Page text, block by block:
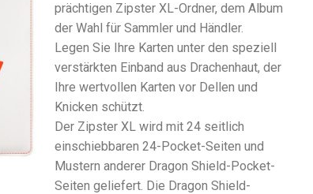
prächtigen Zipster XL-Ordner, dem Album
der Wahl für Sammler und Händler.
Legen Sie Ihre Karten unter den speziell
verstärkten Einband aus Drachenhaut, der
Ihre wertvollen Karten vor Dellen und
Knicken schützt.
Der Zipster XL wird mit 24 seitlich
einschiebbaren 24-Pocket-Seiten und
Mustern anderer Dragon Shield-Pocket-
Seiten geliefert. Die Dragon Shield-